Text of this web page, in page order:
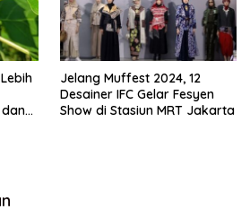
Jelang Muffest 2024, 12
Desainer IFC Gelar Fesyen
Show di Stasiun MRT Jakarta